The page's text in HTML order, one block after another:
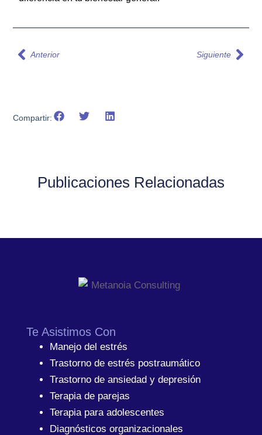
Anterior Siguiente
Compartir:
Publicaciones Relacionadas
Te Asistimos Con
Manejo del estrés
Trastorno de estrés postraumático
Trastorno de ansiedad y depresión
Terapia de parejas
Terapia para adolescentes
Diagnósticos organizacionales